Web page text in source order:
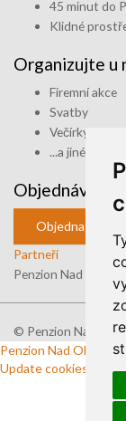
45 minut do
Klidné
Organizujte u
Firemní akce
Svatby
Večírky
...a jiné akce
Objednávka
Objednat
Partneři
Penzion Nad
© Penzion Nad
Penzion Nad Oborou
Update cookies